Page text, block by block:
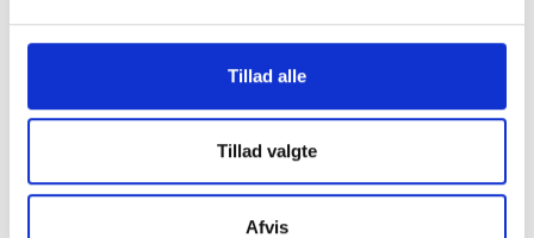
Tillad alle
Tillad valgte
Afvis